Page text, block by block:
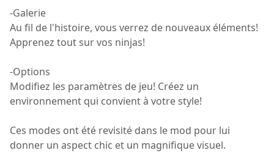
-Galerie
Au fil de l'histoire, vous verrez de nouveaux éléments!
Apprenez tout sur vos ninjas!
-Options
Modifiez les paramètres de jeu! Créez un
environnement qui convient à votre style!
Ces modes ont été revisité dans le mod pour lui
donner un aspect chic et un magnifique visuel.